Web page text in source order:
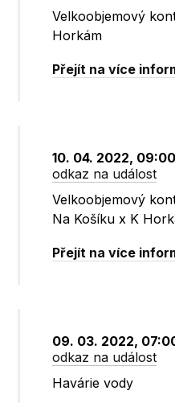
Velkoobjemový
Horkám
Přejít na více
10. 04. 2022,
odkaz na událost
Velkoobjemový
Na Košíku x K
Přejít na více
09. 03. 2022,
odkaz na událost
Havárie vody